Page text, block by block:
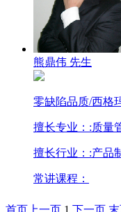
熊鼎伟 先生
零缺陷品质/西格
擅长专业： :质量
擅长行业： :产品
常讲课程：
首页 上一页 1 下一页